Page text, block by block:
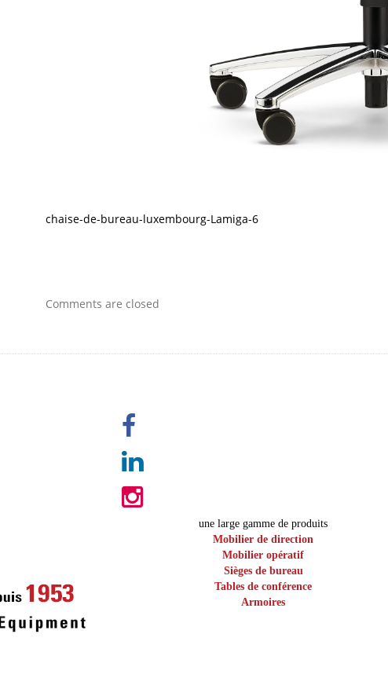
chaise-de-bureau-luxembourg-Lamiga-6
Comments are closed
une large gamme de produits
Mobilier de direction
Mobilier opératif
Sièges de bureau
Tables de conférence
Armoires